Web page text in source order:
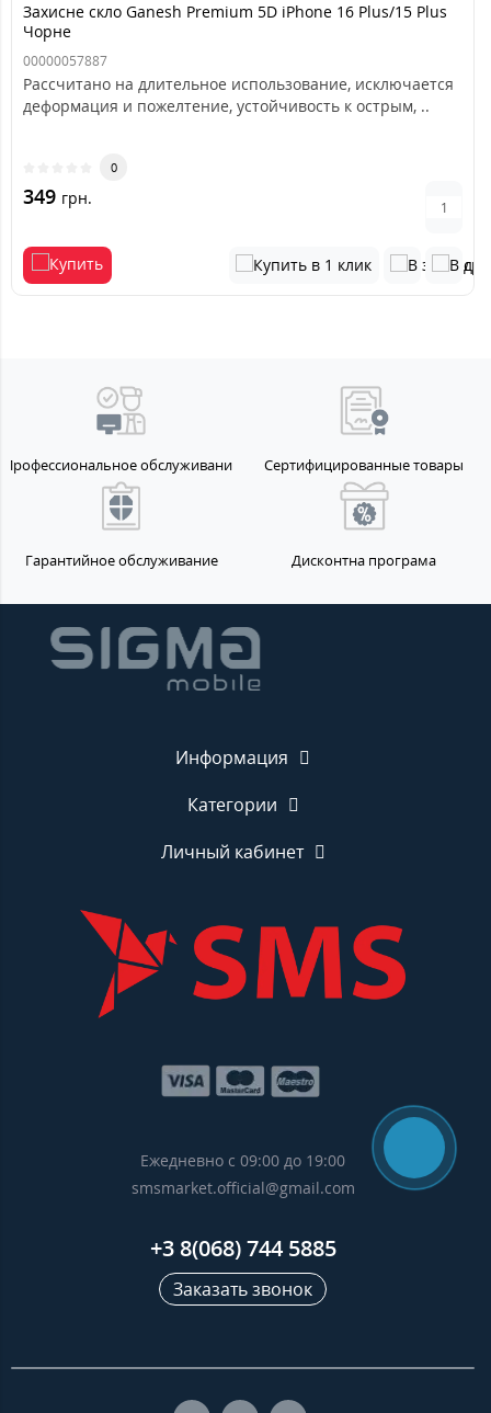
Захисне скло Ganesh Premium 5D iPhone 16 Plus/15 Plus
Чорне
00000057887
Рассчитано на длительное использование, исключается
деформация и пожелтение, устойчивость к острым, ..
0
349 грн.
Профессиональное обслуживание Сертифицированные товары
Гарантийное обслуживание Дисконтна програма
Информация
Категории
Личный кабинет
Ежедневно с 09:00 до 19:00
smsmarket.official@gmail.com
+3 8(068) 744 5885
Заказать звонок